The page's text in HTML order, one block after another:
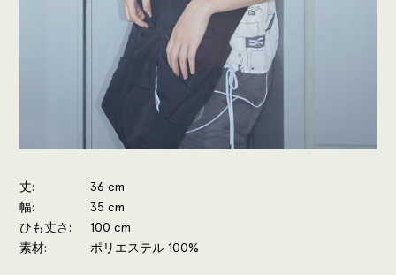
丈
36 cm
幅
35 cm
ひも丈さ
100 cm
素材
ポリエステル 100%